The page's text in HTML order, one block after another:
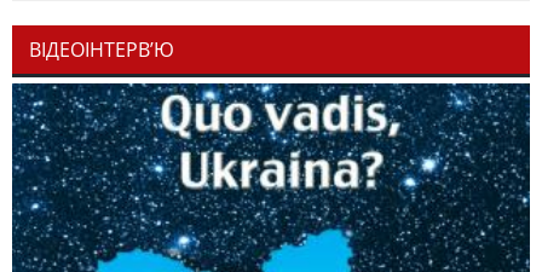
ВІДЕОІНТЕРВ’Ю